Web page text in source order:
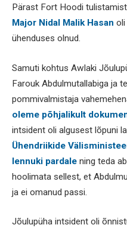
Pärast Fort Hoodi
Major Nidal Malik Hasan oli
ühenduses olnud.
Samuti kohtus Awlaki
Farouk Abdulmutallabiga ja
pommivalmistaja
oleme põhjalikult
intsident oli algusest lõpuni
Ühendriikide
lennuki pardale ning teda
hoolimata sellest, et
ja ei omanud passi.
Jõulupüha intsident oli